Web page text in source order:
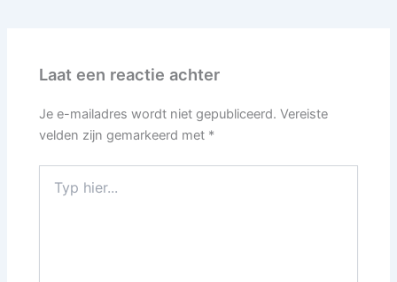
Laat een reactie achter
Je e-mailadres wordt niet gepubliceerd. Vereiste
velden zijn gemarkeerd met *
hier...